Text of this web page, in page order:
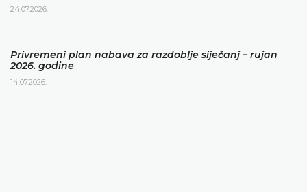
24.07.2026.
Privremeni plan nabava za razdoblje siječanj – rujan
2026. godine
14.07.2026.